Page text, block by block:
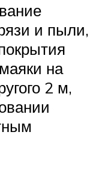
и пыли,
на
2 м,